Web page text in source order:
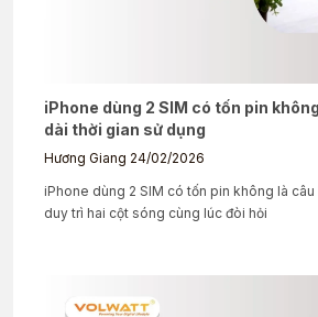
iPhone dùng 2 SIM có tốn pin
dài thời gian sử dụng
Hương Giang 24/02/2026
iPhone dùng 2 SIM có tốn pin không là
duy trì hai cột sóng cùng lúc đòi hỏi